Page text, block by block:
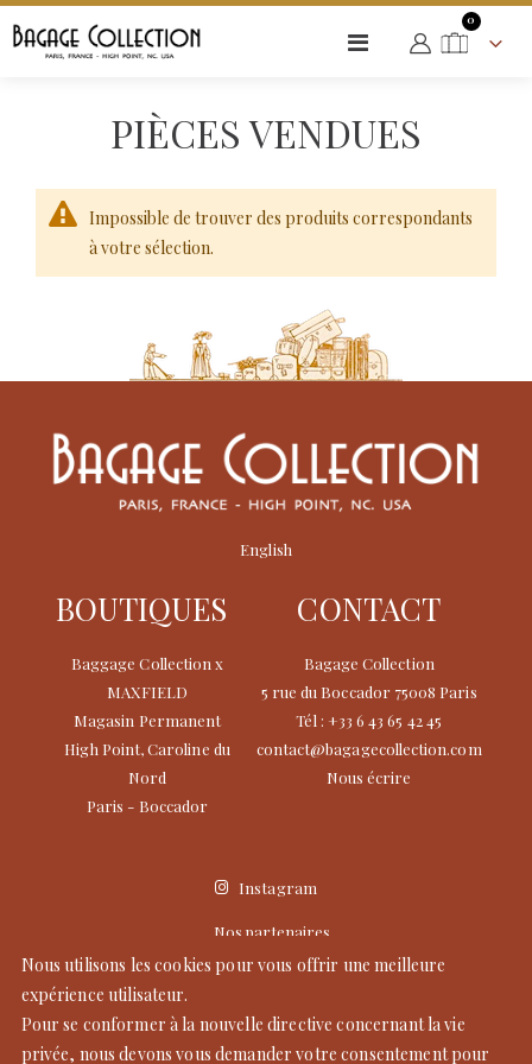
Nous utilisons les cookies pour vous offrir une meilleure
expérience utilisateur.
Pour se conformer à la nouvelle directive concernant la vie
privée, nous devons vous demander votre consentement pour
Basculer
Cart
0articles
PIÈCES VENDUES
Impossible de trouver des produits correspondants
à votre sélection.
English
BOUTIQUES
Baggage Collection x
MAXFIELD
Magasin Permanent
High Point, Caroline du
Nord
Paris - Boccador
CONTACT
Bagage Collection
5 rue du Boccador 75008 Paris
Tél : +33 6 43 65 42 45
contact@bagagecollection.com
Nous écrire
Instagram
Nos partenaires
Mentions légales